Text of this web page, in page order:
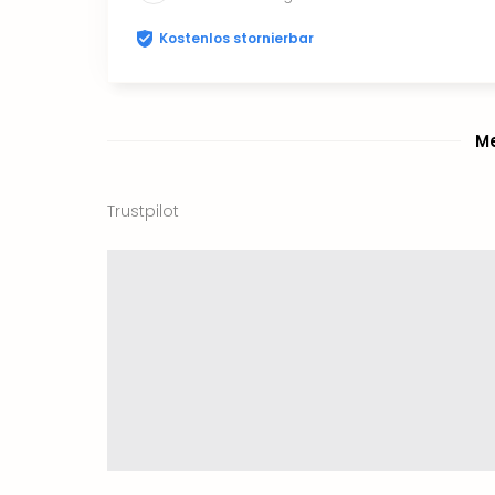
Kostenlos stornierbar
Trustpilot